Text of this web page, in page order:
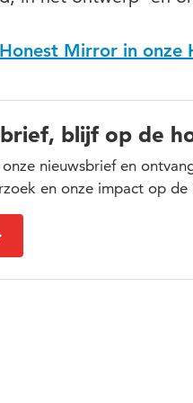
Mirror in onze
blijf op de
nieuwsbrief en
en onze impact op de